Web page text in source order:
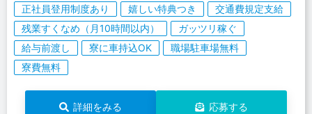
正社員登用制度あり 嬉しい特典つき
交通費規定支給
残業すくなめ（月10時間以内）
ガッツリ稼ぐ
給与前渡し
寮に車持込OK
職場駐車場無料
寮費無料
詳細をみる 応募する